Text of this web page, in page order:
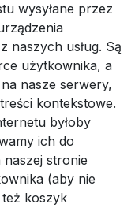
wysyłane przez
naszych usług. Są
użytkownika, a
nasze serwery,
kontekstowe.
byłoby
ich do
naszej stronie
(aby nie
też koszyk